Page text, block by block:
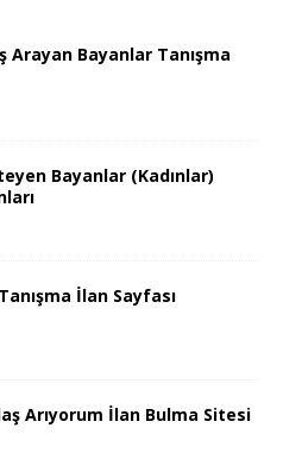
Arayan Bayanlar Tanışma
Bayanlar (Kadınlar)
İlan Sayfası
Arıyorum İlan Bulma Sitesi